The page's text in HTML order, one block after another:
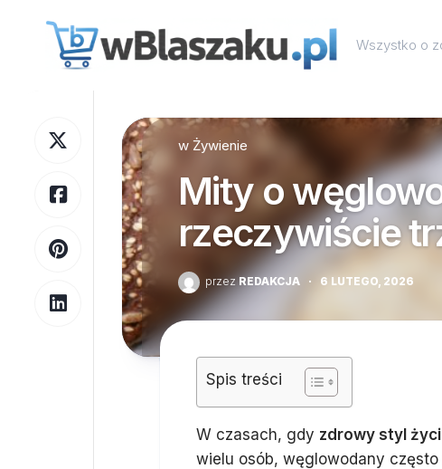
Wszystko o
w Żywienie
Mity o
rzeczywiście
przezREDAKCJA · 6 LUTEGO, 2026
Spis treści
W czasach, gdy zdrowy styl
wielu osób, węglowodany